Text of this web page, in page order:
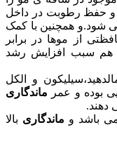
و حفظ رطوبت در داخل
شود.و همچنین با کمک
از موها در برابر
هم سبب افزایش رشد
و الکل
بوده و عمر ماندگاری
دهند.
باشد و ماندگاری بالا